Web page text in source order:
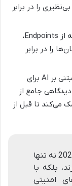
لایه ۷، حفاظت بی‌نظیری را در برابر
محافظت پیشرفته از Endpoints،
را در برابر
پلتفرم هوش تهدید مبتنی بر AI برای
جامع از
می‌کند تا قبل از
قابلیت‌های جدید VMware در سال 2025 نه تنها
بلکه با
امنیتی